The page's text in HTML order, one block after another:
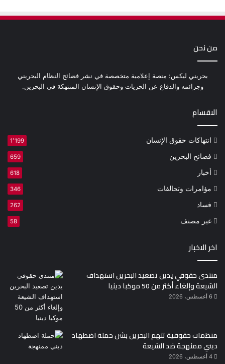
من نحن
بحريني ليكس: منصة إعلامية متخصصة في نشر فضائح النظام البحريني
وجرائمه والدفاع عن الحريات وحقوق الإنسان المنتهكة في البحرين.
الاقسام
انتهاكات حقوق الإنسان 1٬199
فضائح البحرين 659
أخبار 618
مؤامرات وتحالفات 346
فساد 262
غير مصنف 58
اخر الاخبار
منتدى حقوقي يدين تصعيد البحرين استهداف
الشيعة وإلغاء أكثر من 50 موكبا دينيا
6 أغسطس، 2026
منظمات حقوقية تتهم البحرين بشن حملة اضطهاد
ديني ممنهجة ضد الشيعة
4 أغسطس، 2026